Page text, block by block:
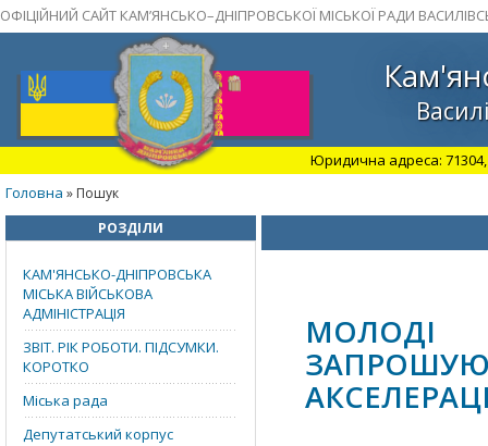
ОФІЦІЙНИЙ САЙТ КАМ’ЯНСЬКО–ДНІПРОВСЬКОЇ МІСЬКОЇ РАДИ
Юридична адреса: 71304,
Головна » Пошук
РОЗДІЛИ
КАМ'ЯНСЬКО-ДНІПРОВСЬКА
МІСЬКА ВІЙСЬКОВА
АДМІНІСТРАЦІЯ
ЗВІТ. РІК РОБОТИ. ПІДСУМКИ.
КОРОТКО
Міська рада
Депутатський корпус